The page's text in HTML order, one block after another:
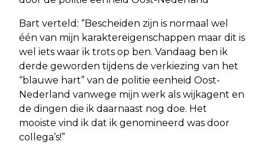
Bart verteld: “Bescheiden zijn is normaal wel
één van mijn karaktereigenschappen maar dit is
wel iets waar ik trots op ben. Vandaag ben ik
derde geworden tijdens de verkiezing van het
“blauwe hart” van de politie eenheid Oost-
Nederland vanwege mijn werk als wijkagent en
de dingen die ik daarnaast nog doe. Het
mooiste vind ik dat ik genomineerd was door
collega’s!”